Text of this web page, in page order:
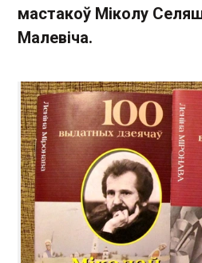
мастакоў Міколу
Малевіча.